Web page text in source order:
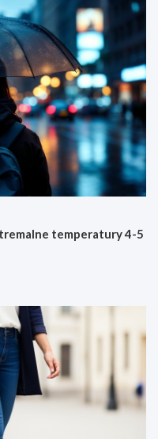
temperatury 4-5